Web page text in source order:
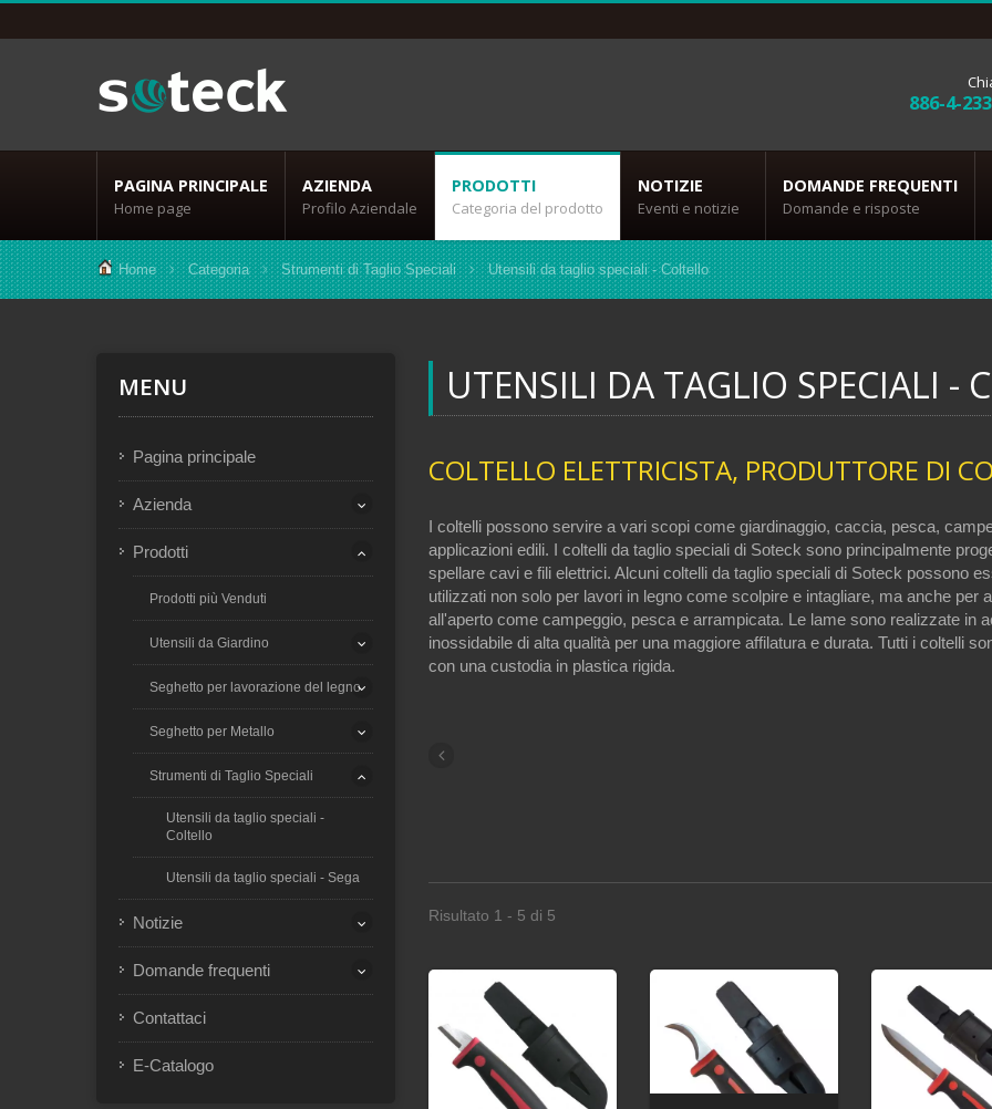
886-4-
PAGINA PRINCIPALE
Home page
AZIENDA
Profilo Aziendale
PRODOTTI
Categoria del prodotto
NOTIZIE
Eventi e notizie
DOMANDE FREQUENTI
Domande e risposte
Home Categoria Strumenti di Taglio Speciali Utensili da taglio speciali - Coltello
MENU
Pagina principale
Azienda
Prodotti
Prodotti più Venduti
Utensili da Giardino
Seghetto per lavorazione del legno
Seghetto per Metallo
Strumenti di Taglio Speciali
Utensili da taglio speciali -
Coltello
Utensili da taglio speciali - Sega
Notizie
Domande frequenti
Contattaci
E-Catalogo
UTENSILI DA TAGLIO SPECIALI -
COLTELLO ELETTRICISTA, PRODUTTORE DI
I coltelli possono servire a vari scopi come giardinaggio, caccia, pesca,
applicazioni edili. I coltelli da taglio speciali di Soteck sono principalmente
spellare cavi e fili elettrici. Alcuni coltelli da taglio speciali di Soteck possono
utilizzati non solo per lavori in legno come scolpire e intagliare, ma anche per
all'aperto come campeggio, pesca e arrampicata. Le lame sono realizzate in
inossidabile di alta qualità per una maggiore affilatura e durata. Tutti i coltelli
con una custodia in plastica rigida.
Risultato 1 - 5 di 5